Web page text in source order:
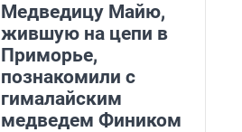
Медведицу Майю,
жившую на цепи в
Приморье,
познакомили с
гималайским
медведем Фиником